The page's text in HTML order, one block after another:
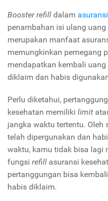
Booster refill dalam
penambahan isi ulang
merupakan manfaat
memungkinkan pemegang
mendapatkan kembali
diklaim dan habis
Perlu diketahui,
kesehatan memiliki limit
jangka waktu tertentu. Oleh
telah dipergunakan dan
waktu, kamu tidak bisa lagi
fungsi refill asuransi
pertanggungan bisa
habis diklaim.